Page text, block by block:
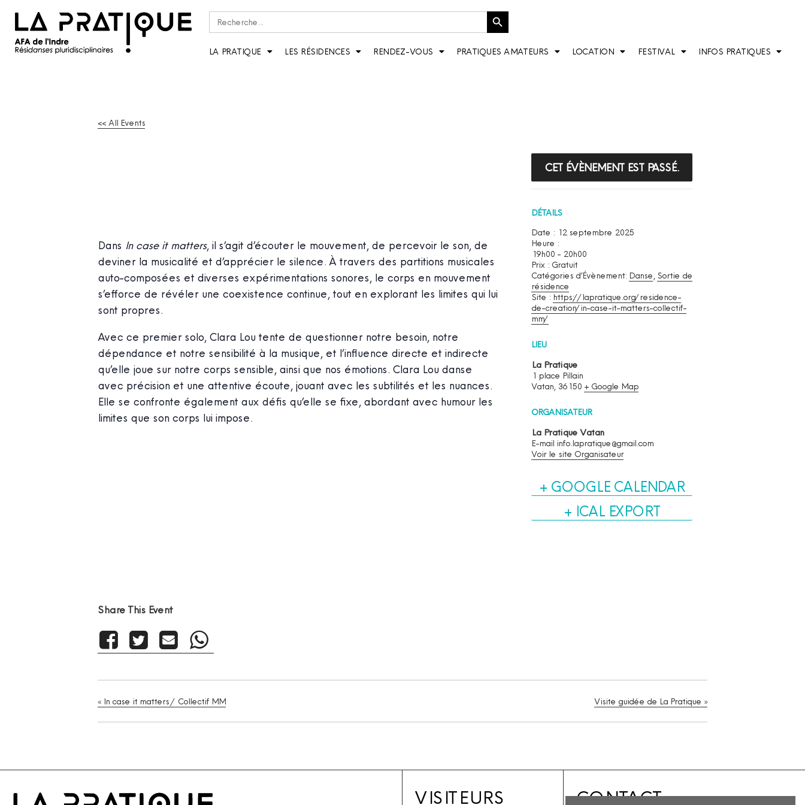
Rechercher : Bouton de recherche
LA PRATIQUE LES RÉSIDENCES RENDEZ-VOUS PRATIQUES AMATEURS LOCATION FESTIVAL INFOS PRATIQUES
<< All Events
Dans In case it matters, il s’agit d’écouter le mouvement, de percevoir le son, de
deviner la musicalité et d’apprécier le silence. À travers des partitions musicales
auto-composées et diverses expérimentations sonores, le corps en mouvement
s’efforce de révéler une coexistence continue, tout en explorant les limites qui lui
sont propres.
Avec ce premier solo, Clara Lou tente de questionner notre besoin, notre
dépendance et notre sensibilité à la musique, et l’influence directe et indirecte
qu’elle joue sur notre corps sensible, ainsi que nos émotions. Clara Lou danse
avec précision et une attentive écoute, jouant avec les subtilités et les nuances.
Elle se confronte également aux défis qu’elle se fixe, abordant avec humour les
limites que son corps lui impose.
Share This Event
CET ÉVÈNEMENT EST PASSÉ.
DÉTAILS
Date : 12 septembre 2025
Heure :
19h00 - 20h00
Prix : Gratuit
Catégories d’Évènement: Danse, Sortie de
résidence
Site : https://lapratique.org/residence-
de-creation/in-case-it-matters-collectif-
mm/
LIEU
La Pratique
1 place Pillain
Vatan, 36150 + Google Map
ORGANISATEUR
La Pratique Vatan
E-mail info.lapratique@gmail.com
Voir le site Organisateur
+ GOOGLE CALENDAR
+ ICAL EXPORT
« In case it matters / Collectif MM Visite guidée de La Pratique »
VISITEURS CONTACT